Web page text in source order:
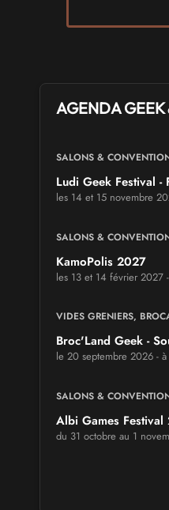
AGENDA GEEK
SALONS &
Ludi Geek Festival -
les 14 et 15 novembre
SALONS &
KamoPolis 2027
les 13 et 14 février 2027
VIDES GRENIERS,
Broc'Land Geek -
le 20 septembre 2026 - à
SALONS &
Albi Games
du 31 octobre au 1
Virtual Calais -